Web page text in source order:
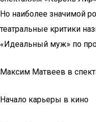
Но наиболее значимой
театральные критики
«Идеальный муж» по
Максим Матвеев в
Начало карьеры в кино